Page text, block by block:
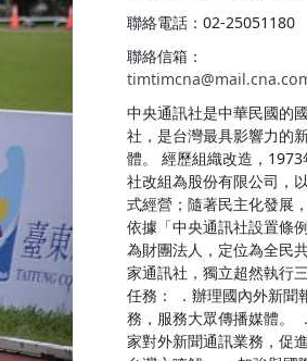
聯絡電話：02-25051180
聯絡信箱：
中央通訊社是中華民國的
社，是台灣最具影響力的
體。 經歷組織改造，1973
社改組為股份有限公司，
式經營；隨著民主化發展
依據「中央通訊社設置條
為財團法人，定位為全民
家通訊社，獨立超然執行
任務： ．辦理國內外新聞
務，服務大眾傳播媒體。
家對外新聞通訊業務，促